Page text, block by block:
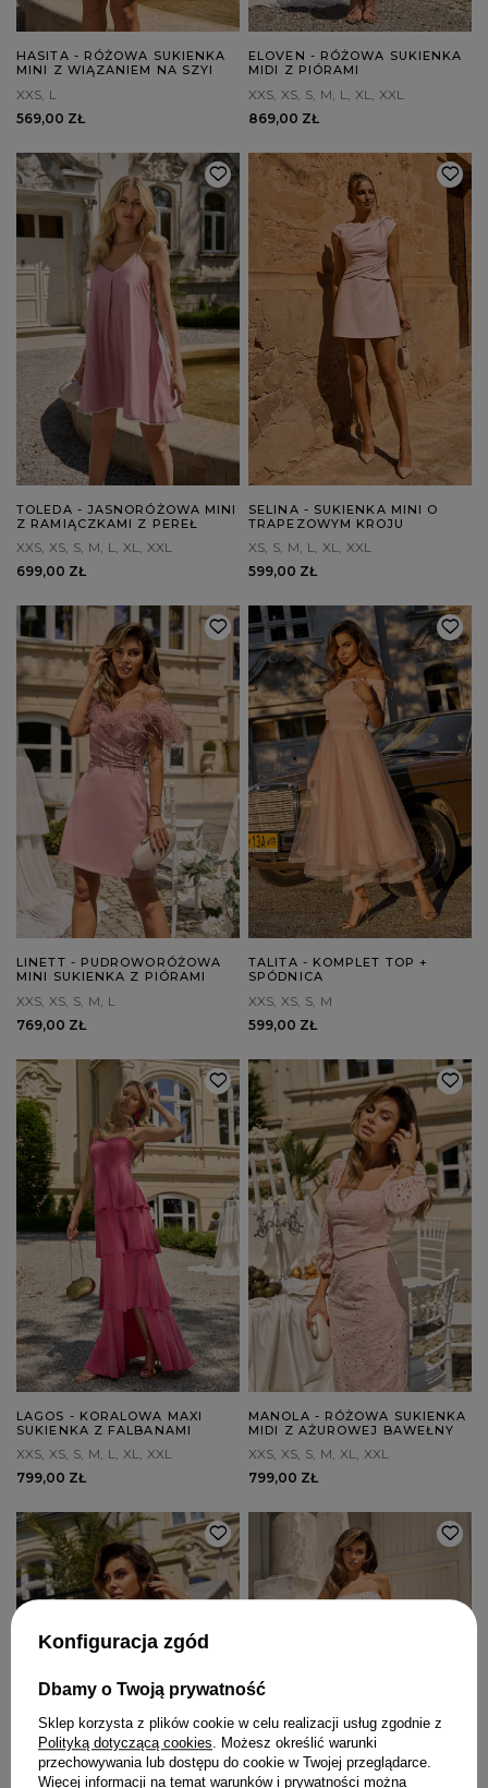
HASITA - RÓŻOWA SUKIENKA
MINI Z WIĄZANIEM NA SZYI
XXS L
569,00 ZŁ
ELOVEN - RÓŻOWA SUKIENKA
MIDI Z PIÓRAMI
XXS XS S M L XL
XXL
869,00 ZŁ
TOLEDA - JASNORÓŻOWA MINI
Z RAMIĄCZKAMI Z PEREŁ
XXS XS S M L XL XXL
699,00 ZŁ
SELINA - SUKIENKA MINI O
TRAPEZOWYM KROJU
XS S M L XL XXL
599,00 ZŁ
LINETT - PUDROWORÓŻOWA
MINI SUKIENKA Z PIÓRAMI
XXS XS S M L
769,00 ZŁ
TALITA - KOMPLET TOP +
SPÓDNICA
XXS XS S M
599,00 ZŁ
LAGOS - KORALOWA MAXI
SUKIENKA Z FALBANAMI
XXS XS S M L XL
XXL
799,00 ZŁ
MANOLA - RÓŻOWA SUKIENKA
MIDI Z AŻUROWEJ BAWEŁNY
XXS XS S M XL
XXL
799,00 ZŁ
Konfiguracja zgód
Dbamy o Twoją prywatność
Sklep korzysta z plików cookie w celu realizacji usług zgodnie z
Polityką dotyczącą cookies. Możesz określić warunki
przechowywania lub dostępu do cookie w Twojej przeglądarce.
Więcej informacji na temat warunków i prywatności można